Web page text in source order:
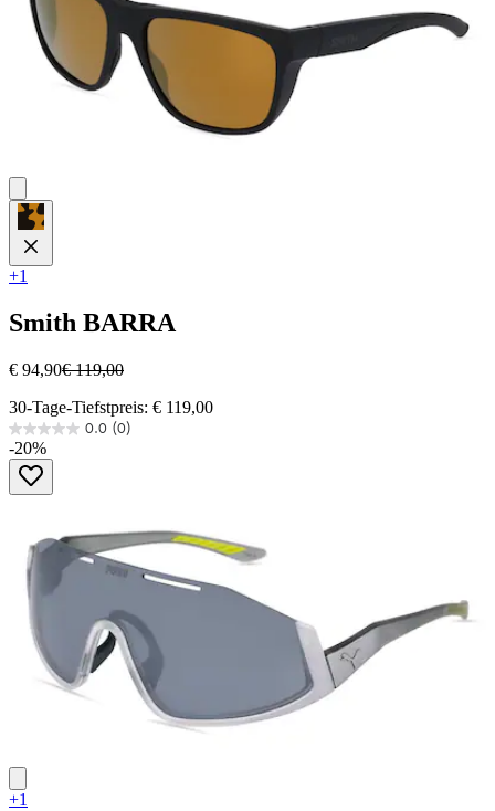
+1
Smith BARRA
€ 94,90€ 119,00
30-Tage-Tiefstpreis: € 119,00
0.0 (0)
0.0
von
Sternen.
-20%
+1